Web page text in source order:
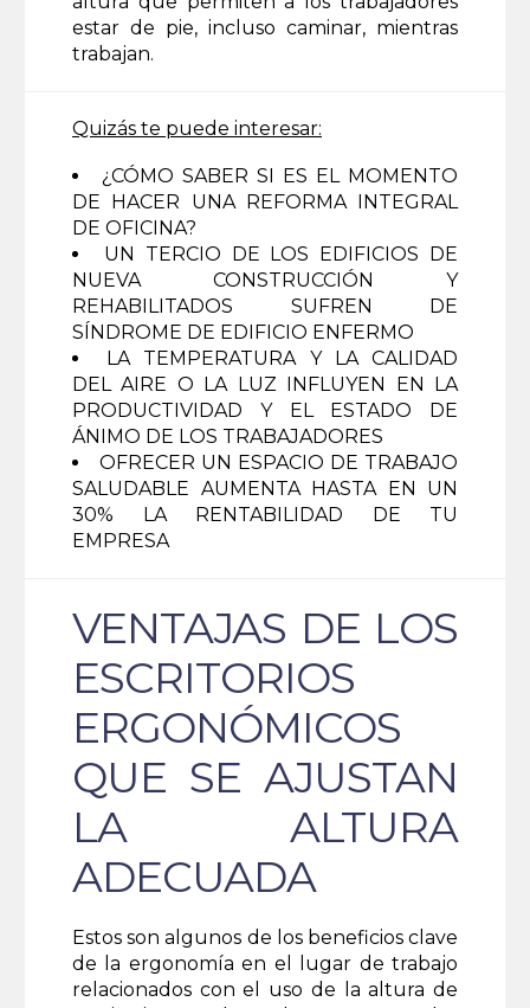
estar de pie, incluso caminar, mientras
trabajan.
Quizás te puede interesar:
¿CÓMO SABER SI ES EL MOMENTO
DE HACER UNA REFORMA INTEGRAL
DE OFICINA?
UN TERCIO DE LOS EDIFICIOS DE
NUEVA CONSTRUCCIÓN Y
REHABILITADOS SUFREN DE
SÍNDROME DE EDIFICIO ENFERMO
LA TEMPERATURA Y LA CALIDAD
DEL AIRE O LA LUZ INFLUYEN EN LA
PRODUCTIVIDAD Y EL ESTADO DE
ÁNIMO DE LOS TRABAJADORES
OFRECER UN ESPACIO DE TRABAJO
SALUDABLE AUMENTA HASTA EN UN
30% LA RENTABILIDAD DE TU
EMPRESA
VENTAJAS DE LOS
ESCRITORIOS
ERGONÓMICOS
QUE SE AJUSTAN
LA ALTURA
ADECUADA
Estos son algunos de los beneficios clave
de la ergonomía en el lugar de trabajo
relacionados con el uso de la altura de